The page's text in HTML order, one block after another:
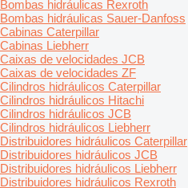
Bombas hidráulicas Rexroth
Bombas hidráulicas Sauer-Danfoss
Cabinas Caterpillar
Cabinas Liebherr
Caixas de velocidades JCB
Caixas de velocidades ZF
Cilindros hidráulicos Caterpillar
Cilindros hidráulicos Hitachi
Cilindros hidráulicos JCB
Cilindros hidráulicos Liebherr
Distribuidores hidráulicos Caterpillar
Distribuidores hidráulicos JCB
Distribuidores hidráulicos Liebherr
Distribuidores hidráulicos Rexroth